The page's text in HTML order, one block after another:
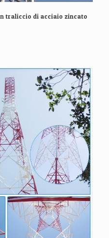
traliccio di acciaio zincato